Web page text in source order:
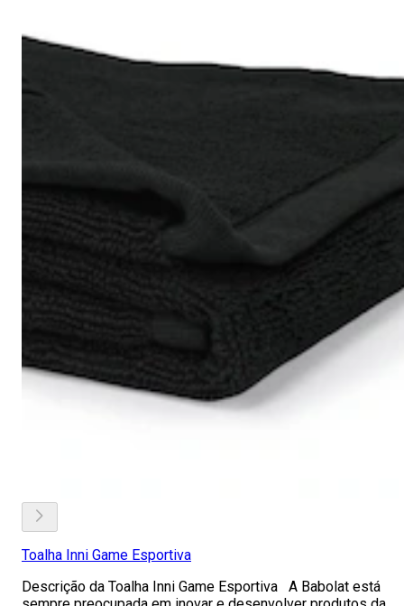
Toalha Inni Game Esportiva
Descrição da Toalha Inni Game Esportiva A Babolat está